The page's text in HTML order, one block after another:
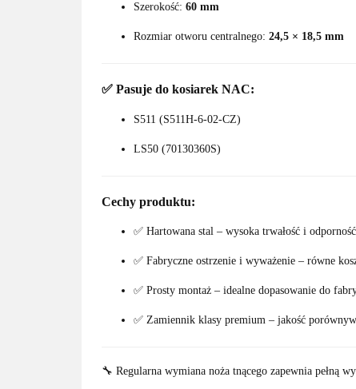
Szerokość: 60 mm
Rozmiar otworu centralnego: 24,5 × 18,5 mm
✅ Pasuje do kosiarek NAC:
S511 (S511H-6-02-CZ)
LS50 (70130360S)
Cechy produktu:
✅ Hartowana stal – wysoka trwałość i
✅ Fabryczne ostrzenie i wyważenie – równe
✅ Prosty montaż – idealne dopasowanie do
✅ Zamiennik klasy premium – jakość
🔧 Regularna wymiana noża tnącego zapewnia pełną